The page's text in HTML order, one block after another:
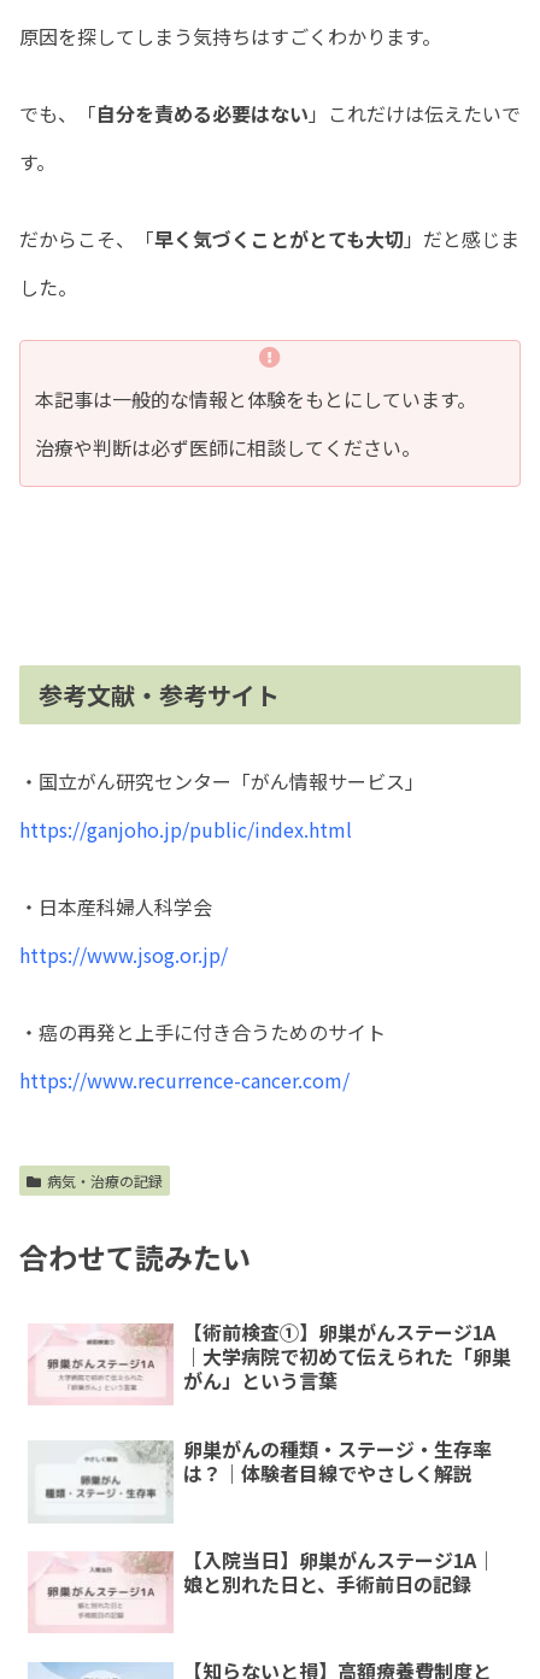
原因を探してしまう気持ちはすごくわかります。
でも、「自分を責める必要はない 」これだけは伝えたいで
す。
だからこそ、「早く気づくことがとても大切」だと感じま
した。
本記事は一般的な情報と体験をもとにしています。
治療や判断は必ず医師に相談してください。
参考文献・参考サイト
・国立がん研究センター「がん情報サービス」
https://ganjoho.jp/public/index.html
・日本産科婦人科学会
https://www.jsog.or.jp/
・癌の再発と上手に付き合うためのサイト
https://www.recurrence-cancer.com/
病気・治療の記録
合わせて読みたい
【術前検査①】卵巣がんステージ1A
｜大学病院で初めて伝えられた「卵巣
がん」という言葉
卵巣がんの種類・ステージ・生存率
は？｜体験者目線でやさしく解説
【入院当日】卵巣がんステージ1A｜
娘と別れた日と、手術前日の記録
【知らないと損】高額療養費制度と